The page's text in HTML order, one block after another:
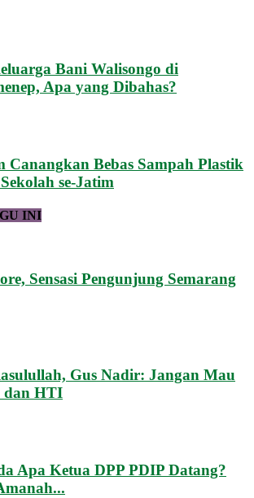
Bani Walisongo di
Apa yang Dibahas?
Canangkan Bebas Sampah Plastik
se-Jatim
INI
Sensasi Pengunjung Semarang
Gus Nadir: Jangan Mau
dan HTI
Apa Ketua DPP PDIP Datang?